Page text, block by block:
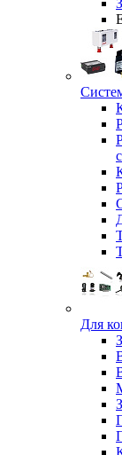
Для